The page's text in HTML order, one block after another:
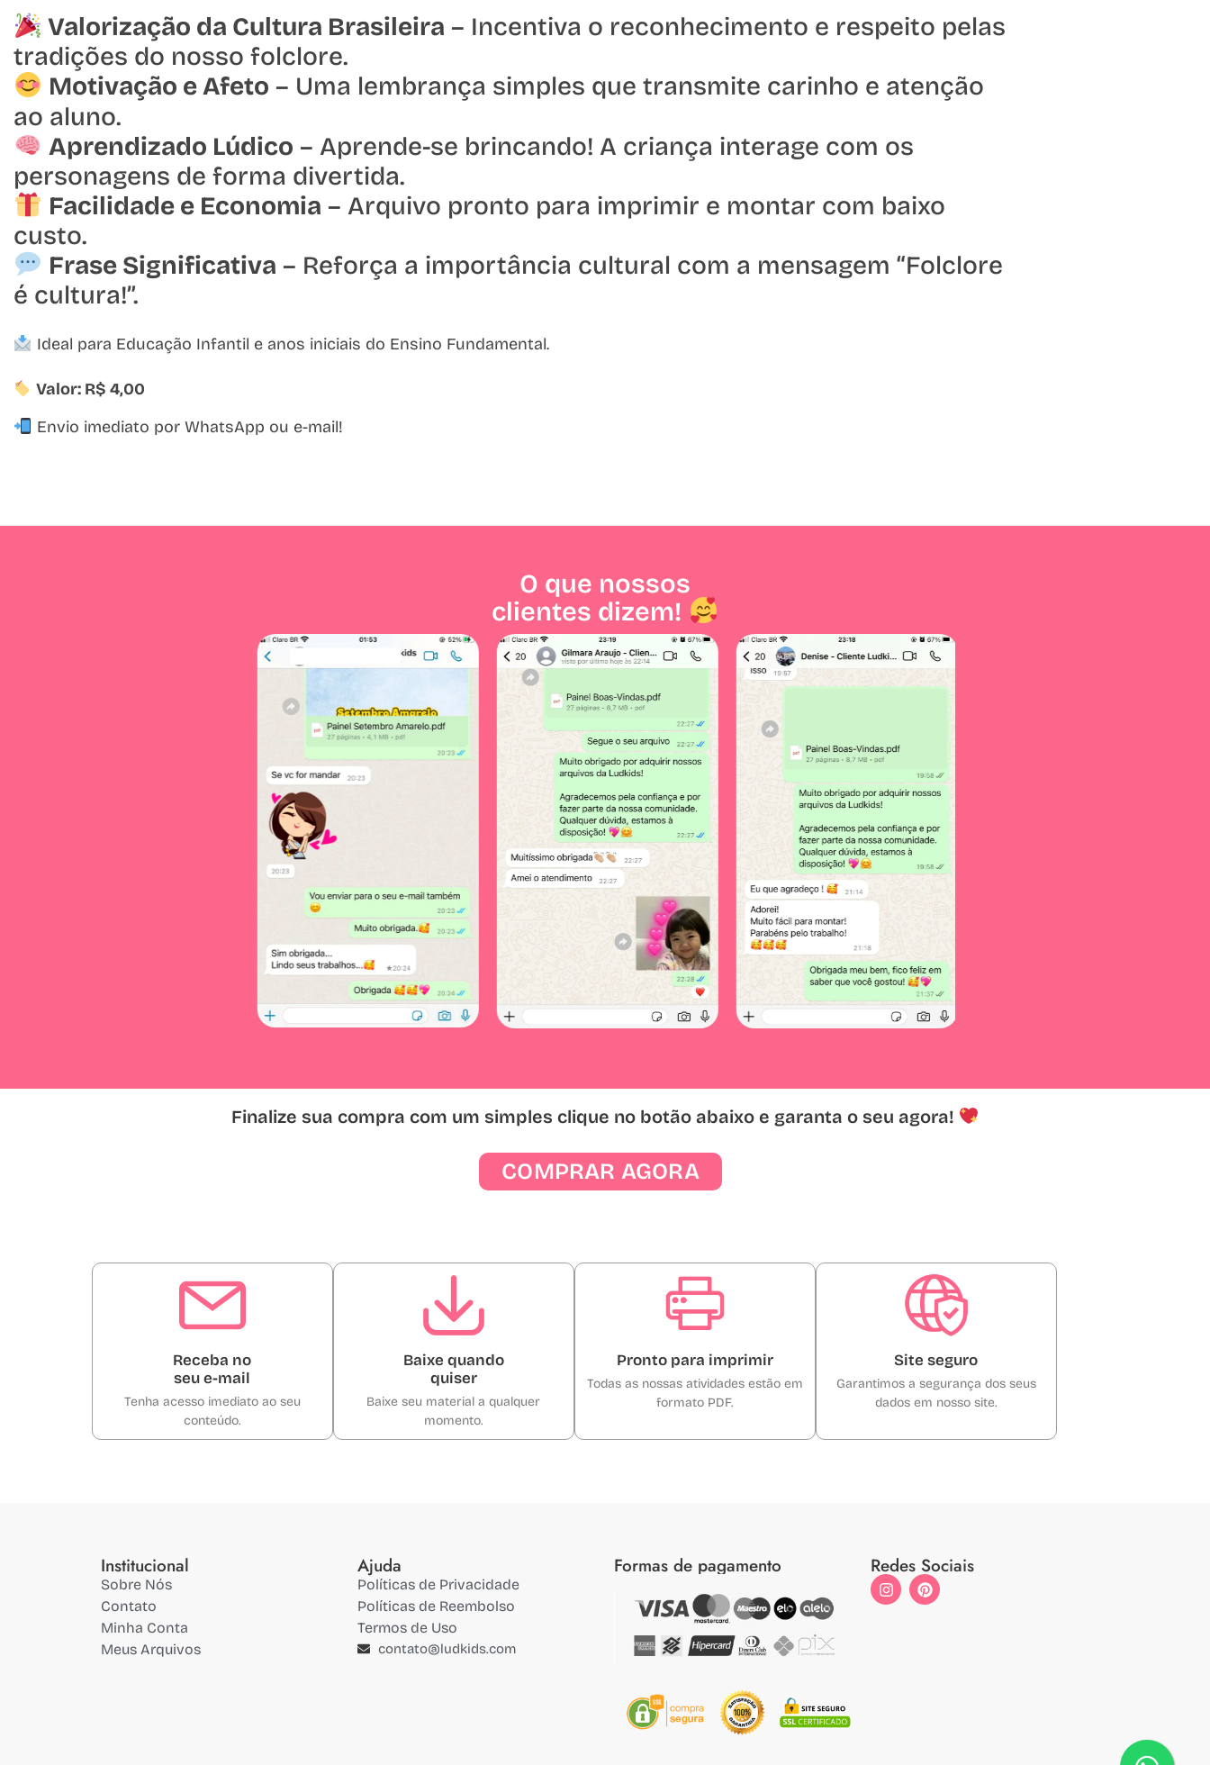
Valorização da Cultura Brasileira – Incentiva o reconhecimento e respeito pelas
tradições do nosso folclore.
Motivação e Afeto – Uma lembrança simples que transmite carinho e atenção
ao aluno.
Aprendizado Lúdico – Aprende-se brincando! A criança interage com os
personagens de forma divertida.
Facilidade e Economia – Arquivo pronto para imprimir e montar com baixo
custo.
Frase Significativa – Reforça a importância cultural com a mensagem “Folclore
é cultura!”.
Ideal para Educação Infantil e anos iniciais do Ensino Fundamental.
Valor: R$ 4,00
Envio imediato por WhatsApp ou e-mail!
O que nossos
clientes dizem!
Finalize sua compra com um simples clique no botão abaixo e garanta o seu agora!
COMPRAR AGORA
Receba no
seu e-mail
Tenha acesso imediato ao seu
conteúdo.
Baixe quando
quiser
Baixe seu material a qualquer
momento.
Pronto para imprimir
Todas as nossas atividades estão em
formato PDF.
Site seguro
Garantimos a segurança dos seus
dados em nosso site.
Institucional
Sobre Nós
Contato
Minha Conta
Meus Arquivos
Ajuda
Políticas de Privacidade
Políticas de Reembolso
Termos de Uso
contato@ludkids.com
Formas de pagamento Redes Sociais